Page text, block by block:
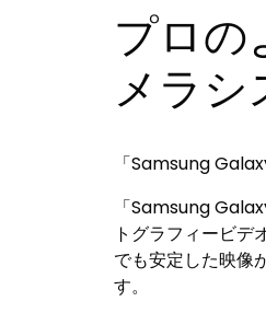
プロ
メラシ
「Samsung
「Samsung
トグラフィービ
でも安定した映像
す。